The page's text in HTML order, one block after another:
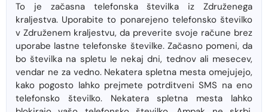
To je začasna telefonska številka iz Združenega
kraljestva. Uporabite to ponarejeno telefonsko številko
v Združenem kraljestvu, da preverite svoje račune brez
uporabe lastne telefonske številke. Začasno pomeni, da
bo številka na spletu le nekaj dni, tednov ali mesecev,
vendar ne za vedno. Nekatera spletna mesta omejujejo,
kako pogosto lahko prejmete potrditveni SMS na eno
telefonsko številko. Nekatera spletna mesta lahko